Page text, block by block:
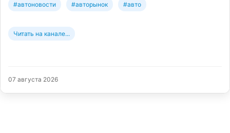
#автоновости #авторынок #авто
Читать на канале...
07 августа 2026